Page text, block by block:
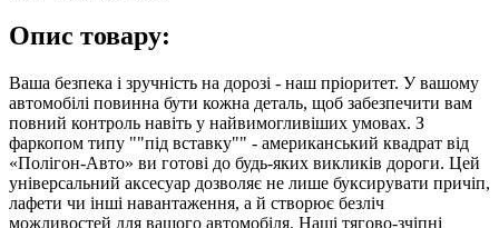
Опис товару:
Ваша безпека і зручність на дорозі - наш пріоритет. У вашому
автомобілі повинна бути кожна деталь, щоб забезпечити вам
повний контроль навіть у найвимогливіших умовах. З
фаркопом типу ""під вставку"" - американський квадрат від
«Полігон-Авто» ви готові до будь-яких викликів дороги. Цей
універсальний аксесуар дозволяє не лише буксирувати причіп,
лафети чи інші навантаження, а й створює безліч
можливостей для вашого автомобіля. Наші тягово-зчіпні